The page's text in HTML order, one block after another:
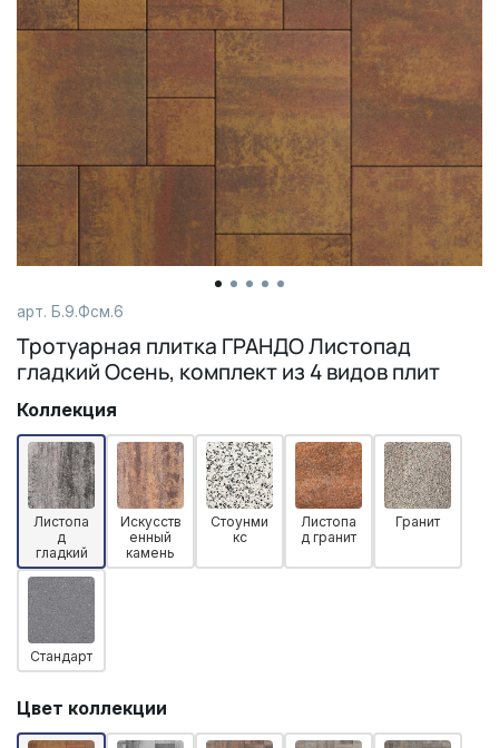
арт. Б.9.Фсм.6
Тротуарная плитка ГРАНДО Листопад
гладкий Осень, комплект из 4 видов плит
Коллекция
Листопа
д
гладкий
Искусств
енный
камень
Стоунми
кс
Листопа
д гранит
Гранит
Стандарт
Цвет коллекции